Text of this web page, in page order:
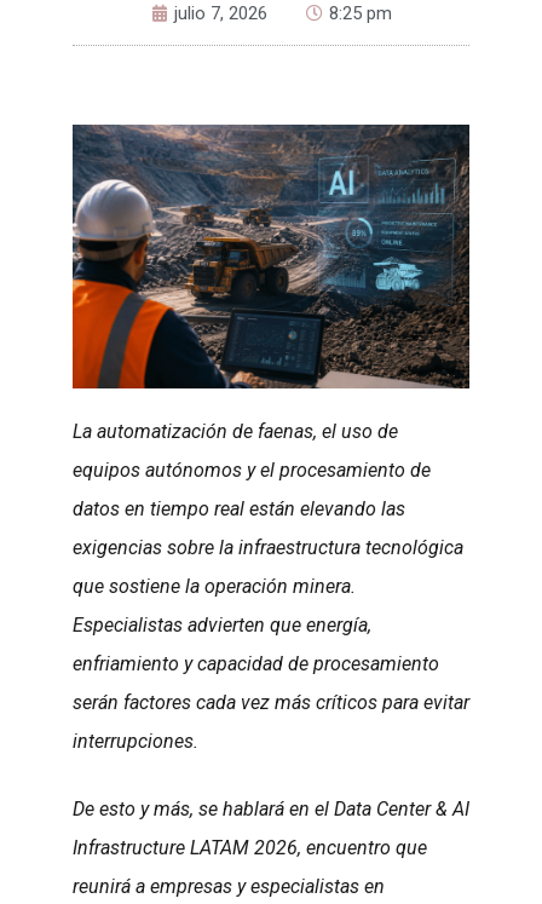
julio 7, 2026 8:25 pm
La automatización de faenas, el uso de
equipos autónomos y el procesamiento de
datos en tiempo real están elevando las
exigencias sobre la infraestructura tecnológica
que sostiene la operación minera.
Especialistas advierten que energía,
enfriamiento y capacidad de procesamiento
serán factores cada vez más críticos para evitar
interrupciones.
De esto y más, se hablará en el Data Center & AI
Infrastructure LATAM 2026, encuentro que
reunirá a empresas y especialistas en